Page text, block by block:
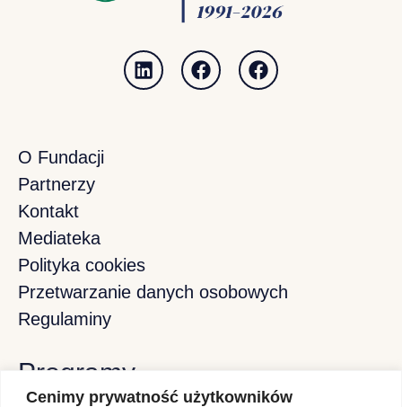
Cenimy prywatność użytkowników
O Fundacji
Partnerzy
Kontakt
Mediateka
Polityka cookies
Przetwarzanie danych osobowych
Regulaminy
Programy